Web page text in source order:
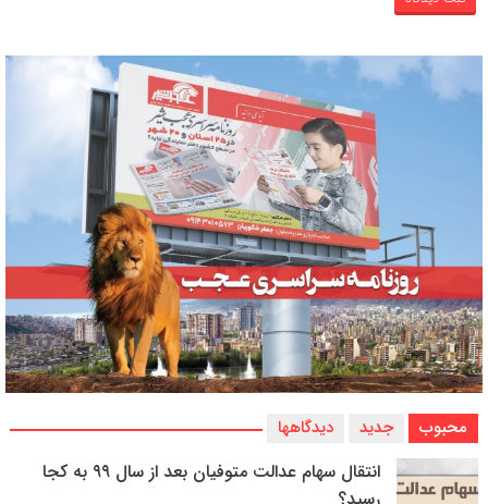
محبوب جدید دیدگاهها
انتقال سهام عدالت متوفیان بعد از سال ۹۹ به کجا